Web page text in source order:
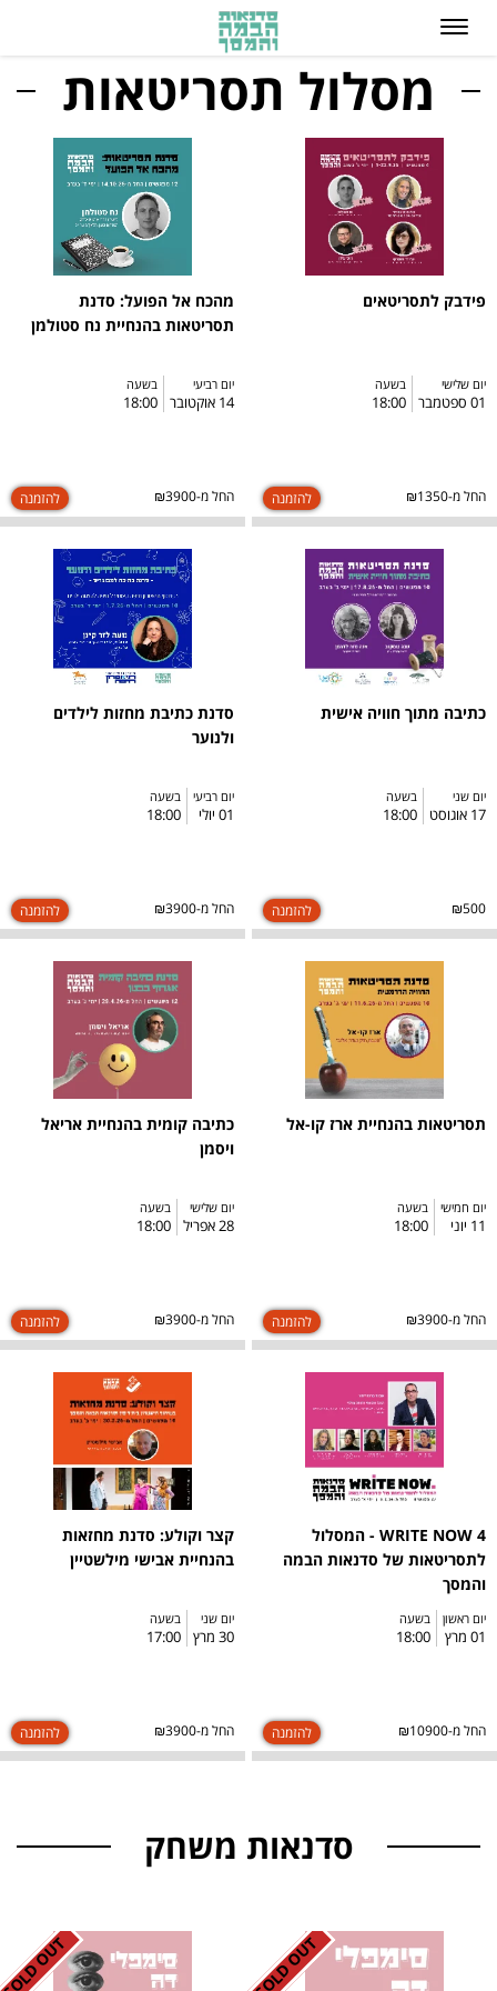
מסלול תסריטאות
פידבק לתסריטאים
יום שלישי
01 ספטמבר
בשעה
18:00
החל מ-₪1350
מהכח אל הפועל: סדנת
תסריטאות בהנחיית נח סטולמן
יום רביעי
14 אוקטובר
בשעה
18:00
החל מ-₪3900
כתיבה מתוך חוויה אישית
יום שני
17 אוגוסט
בשעה
18:00
₪500
סדנת כתיבת מחזות לילדים
ולנוער
יום רביעי
01 יולי
בשעה
18:00
החל מ-₪3900
תסריטאות בהנחיית ארז קו-אל
יום חמישי
11 יוני
בשעה
18:00
החל מ-₪3900
כתיבה קומית בהנחיית אריאל
ויסמן
יום שלישי
28 אפריל
בשעה
18:00
החל מ-₪3900
WRITE NOW 4 - המסלול
לתסריטאות של סדנאות הבמה
והמסך
יום ראשון
01 מרץ
בשעה
18:00
החל מ-₪10900
קצר וקולע: סדנת מחזאות
בהנחיית אבישי מילשטיין
יום שני
30 מרץ
בשעה
17:00
החל מ-₪3900
סדנאות משחק
SOLD OUT
OUT